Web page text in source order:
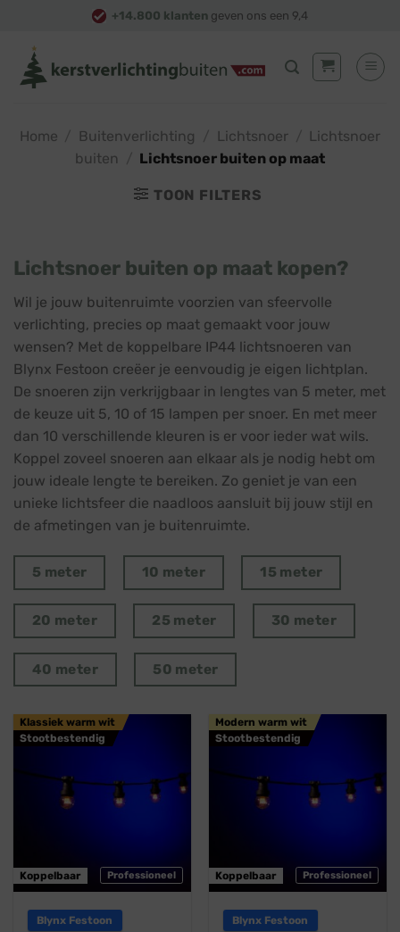
content
+14.800 klanten geven ons een 9,4
Home Buitenverlichting Lichtsnoer
Lichtsnoer
buiten
Lichtsnoer buiten op maat
TOON FILTERS
Lichtsnoer buiten op maat kopen?
Wil je jouw buitenruimte voorzien van sfeervolle
verlichting, precies op maat gemaakt voor jouw
wensen? Met de koppelbare IP44 lichtsnoeren van
Blynx Festoon creëer je eenvoudig je eigen lichtplan.
De snoeren zijn verkrijgbaar in lengtes van 5 meter, met
de keuze uit 5, 10 of 15 lampen per snoer. En met meer
dan 10 verschillende kleuren is er voor ieder wat wils.
Koppel zoveel snoeren aan elkaar als je nodig hebt om
jouw ideale lengte te bereiken. Zo geniet je van een
unieke lichtsfeer die naadloos aansluit bij jouw stijl en
de afmetingen van je buitenruimte.
5 meter 10 meter 15 meter
20 meter 25 meter 30 meter
40 meter 50 meter
Professioneel
Klassiek warm wit
Stootbestendig
Koppelbaar
Blynx Festoon
Professioneel
Modern warm wit
Stootbestendig
Koppelbaar
Blynx Festoon